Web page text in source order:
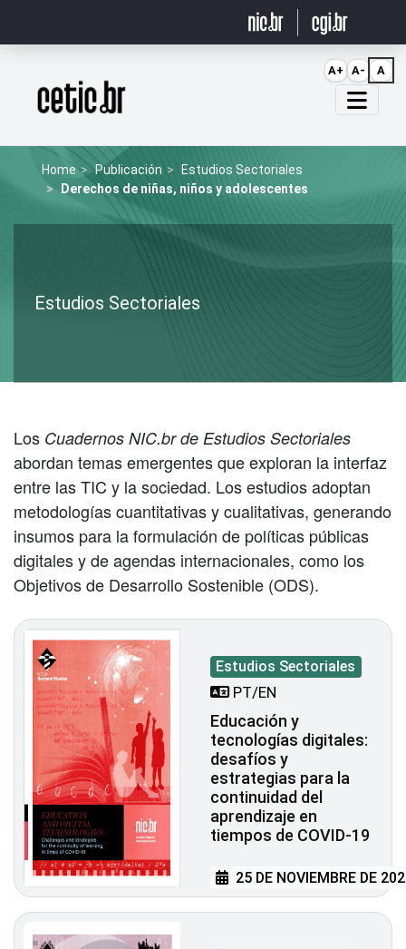
Página inicial
Home Publicación
Estudios Sectoriales
Derechos de niñas, niños y adolescentes
Estudios Sectoriales
Los Cuadernos NIC.br de Estudios Sectoriales
abordan temas emergentes que exploran la interfaz
entre las TIC y la sociedad. Los estudios adoptan
metodologías cuantitativas y cualitativas, generando
insumos para la formulación de políticas públicas
digitales y de agendas internacionales, como los
Objetivos de Desarrollo Sostenible (ODS).
Estudios Sectoriales
PT/EN
Educación y
tecnologías digitales:
desafíos y
estrategias para la
continuidad del
aprendizaje en
tiempos de COVID-19
25 DE NOVIEMBRE DE
A+ A- A